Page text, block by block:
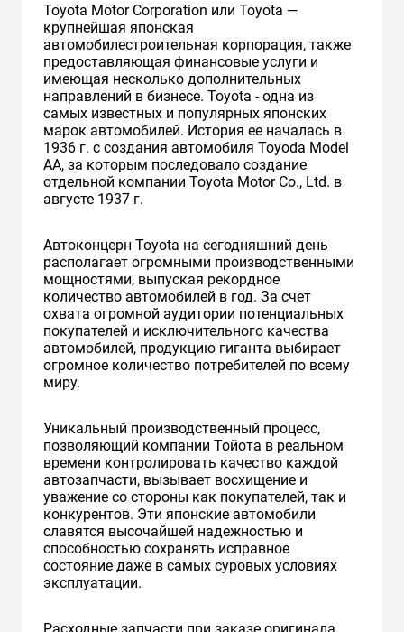
Toyota Motor Corporation или Toyota —
крупнейшая японская
автомобилестроительная корпорация, также
предоставляющая финансовые услуги и
имеющая несколько дополнительных
направлений в бизнесе. Toyota - одна из
самых известных и популярных японских
марок автомобилей. История ее началась в
1936 г. с создания автомобиля Toyoda Model
AA, за которым последовало создание
отдельной компании Toyota Motor Co., Ltd. в
августе 1937 г.
Автоконцерн Toyota на сегодняшний день
располагает огромными производственными
мощностями, выпуская рекордное
количество автомобилей в год. За счет
охвата огромной аудитории потенциальных
покупателей и исключительного качества
автомобилей, продукцию гиганта выбирает
огромное количество потребителей по всему
миру.
Уникальный производственный процесс,
позволяющий компании Тойота в реальном
времени контролировать качество каждой
автозапчасти, вызывает восхищение и
уважение со стороны как покупателей, так и
конкурентов. Эти японские автомобили
славятся высочайшей надежностью и
способностью сохранять исправное
состояние даже в самых суровых условиях
эксплуатации.